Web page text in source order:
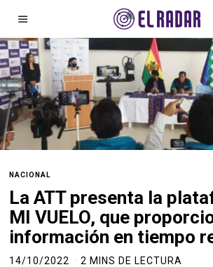
NACIONAL
La ATT presenta la
MI VUELO, que
información en tiempo
14/10/2022 2 MINS DE LECTURA